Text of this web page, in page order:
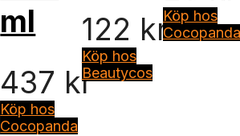
ml
437 kr
Köp hos
Cocopanda
122 kr
Köp hos
Beautycos
Köp hos
Cocopanda